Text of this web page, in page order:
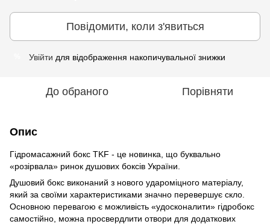
Повідомити, коли з'явиться
Увійти для відображення накопичувальної знижки
До обраного Порівняти
Опис
Гідромасажний бокс TKF - це новинка, що буквально
«розірвала» ринок душових боксів України.
Душовий бокс виконаний з нового удароміцного матеріалу,
який за своїми характеристиками значно перевершує скло.
Основною перевагою є можливість «удосконалити» гідробокс
самостійно, можна просвердлити отвори для додаткових